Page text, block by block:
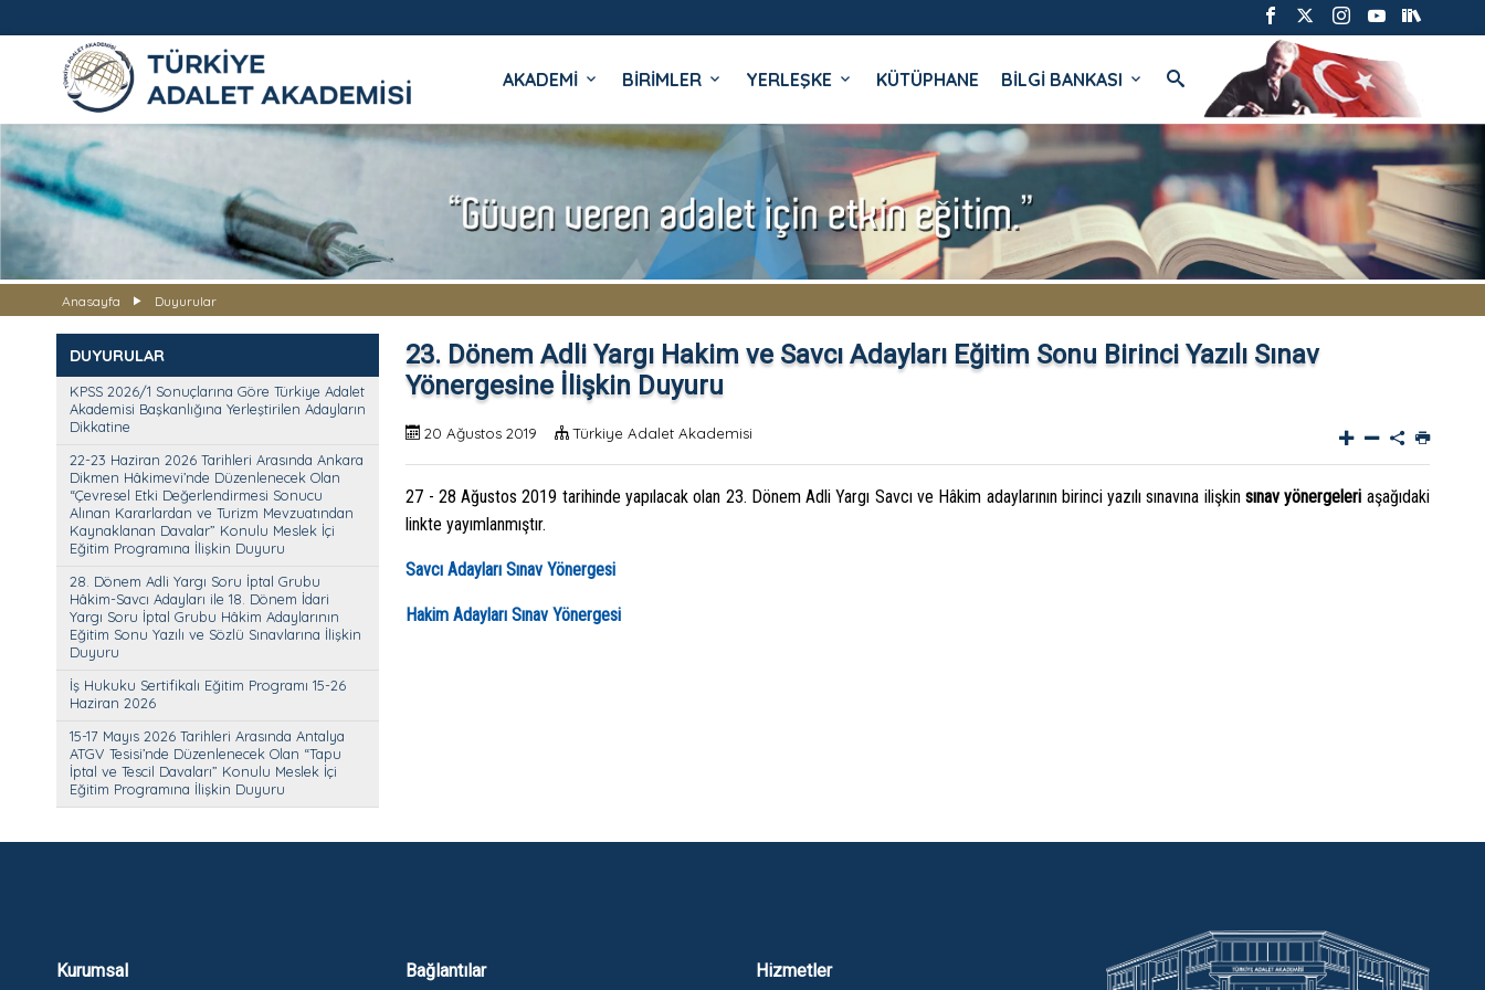
TÜRKİYE ADALET AKADEMİSİ
AKADEMİ BİRİMLER YERLEŞKE KÜTÜPHANE BİLGİ BANKASI
Anasayfa Duyurular
DUYURULAR
KPSS 2026/1 Sonuçlarına Göre Türkiye Adalet
Akademisi Başkanlığına Yerleştirilen Adayların
Dikkatine
22-23 Haziran 2026 Tarihleri Arasında Ankara
Dikmen Hâkimevi’nde Düzenlenecek Olan
“Çevresel Etki Değerlendirmesi Sonucu
Alınan Kararlardan ve Turizm Mevzuatından
Kaynaklanan Davalar” Konulu Meslek İçi
Eğitim Programına İlişkin Duyuru
28. Dönem Adli Yargı Soru İptal Grubu
Hâkim-Savcı Adayları ile 18. Dönem İdari
Yargı Soru İptal Grubu Hâkim Adaylarının
Eğitim Sonu Yazılı ve Sözlü Sınavlarına İlişkin
Duyuru
İş Hukuku Sertifikalı Eğitim Programı 15-26
Haziran 2026
15-17 Mayıs 2026 Tarihleri Arasında Antalya
ATGV Tesisi’nde Düzenlenecek Olan “Tapu
İptal ve Tescil Davaları” Konulu Meslek İçi
Eğitim Programına İlişkin Duyuru
23. Dönem Adli Yargı Hakim ve Savcı Adayları Eğitim Sonu Birinci Yazılı Sınav
Yönergesine İlişkin Duyuru
20 Ağustos 2019 Türkiye Adalet Akademisi
27 - 28 Ağustos 2019 tarihinde yapılacak olan 23. Dönem Adli Yargı Savcı ve Hâkim adaylarının birinci yazılı sınavına ilişkin sınav yönergeleri aşağıdaki
linkte yayımlanmıştır.
Savcı Adayları Sınav Yönergesi
Hakim Adayları Sınav Yönergesi
Kurumsal Bağlantılar Hizmetler